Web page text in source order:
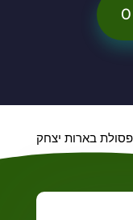
בארות יצחק